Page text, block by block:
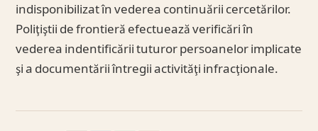
indisponibilizat în vederea continuării cercetărilor.
Poliţiştii de frontieră efectuează verificări în
vederea indentificării tuturor persoanelor implicate
şi a documentării întregii activităţi infracţionale.